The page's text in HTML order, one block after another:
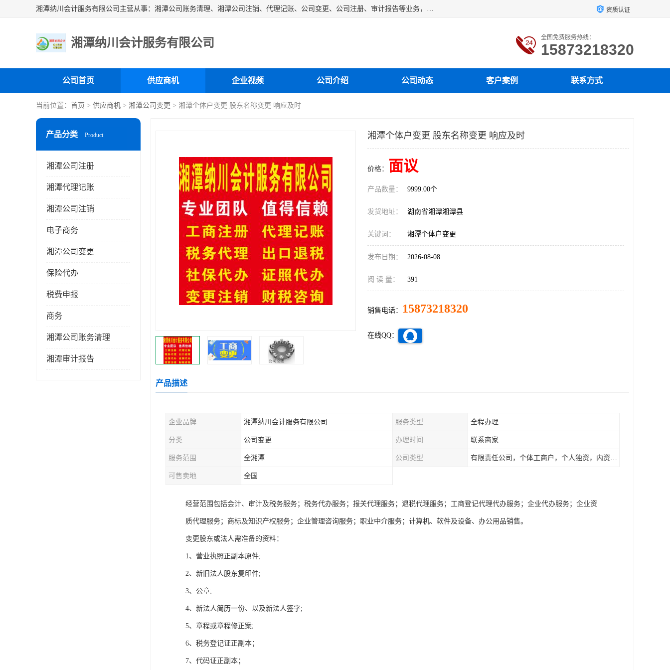
湘潭纳川会计服务有限公司主营从事：湘潭公司账务清理、湘潭公司注销、代理记账、公司变更、公司注册、审计报告等业务，公司设立有专门的代理注册部门，现有工商代办专员，部门经理从事工商代办多年，对各地区公司注册、公司变更、进出口业务等流程以及各行业公司注册、变更所需注意的细节都非常熟悉。 资质认证
湘潭纳川会计服务有限公司 全国免费服务热线：
15873218320
公司首页 供应商机 企业视频 公司介绍 公司动态 客户案例 联系方式
当前位置： 首页 > 供应商机 > 湘潭公司变更 > 湘潭个体户变更 股东名称变更 响应及时
产品分类 Product
湘潭公司注册
湘潭代理记账
湘潭公司注销
电子商务
湘潭公司变更
保险代办
税费申报
商务
湘潭公司账务清理
湘潭审计报告
湘潭个体户变更 股东名称变更 响应及时
价格： 面议
产品数量： 9999.00个
发货地址： 湖南省湘潭湘潭县
关键词： 湘潭个体户变更
发布日期： 2026-08-08
阅 读 量： 391
销售电话： 15873218320
在线QQ：
产品描述
企业品牌 湘潭纳川会计服务有限公司 服务类型 全程办理
分类 公司变更 办理时间 联系商家
服务范围 全湘潭 公司类型 有限责任公司，个体工商户，个人独资，内资，外资
可售卖地 全国
经营范围包括会计、审计及税务服务；税务代办服务；报关代理服务；退税代理服务；工商登记代理代办服务；企业代办服务；企业资
质代理服务；商标及知识产权服务；企业管理咨询服务；职业中介服务；计算机、软件及设备、办公用品销售。
变更股东或法人需准备的资料：
1、营业执照正副本原件;
2、新旧法人股东复印件;
3、公章;
4、新法人简历一份、以及新法人签字;
5、章程或章程修正案;
6、税务登记证正副本；
7、代码证正副本；